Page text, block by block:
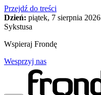
Przejdź do treści
Dzień: piątek, 7 sierpnia 2026
Sykstusa
Wspieraj Frondę
Wesprzyj nas